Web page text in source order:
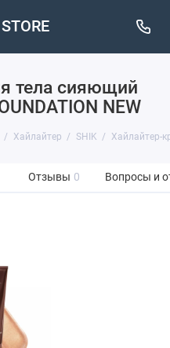
тела сияющий
NEW
Хайлайтер SHIK Хайлайтер-
Отзывы 0 Вопросы и